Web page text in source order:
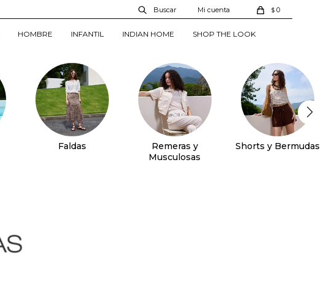
HOMBRE INFANTIL INDIAN HOME SHOP THE LOOK
$ 0
Faldas
Remeras y
Musculosas
Shorts y Bermudas